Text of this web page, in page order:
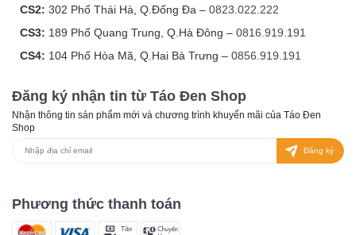
CS2: 302 Phố Thái Hà, Q.Đống Đa – 0823.022.222
CS3: 189 Phố Quang Trung, Q.Hà Đông – 0816.919.191
CS4: 104 Phố Hòa Mã, Q.Hai Bà Trưng – 0856.919.191
Đăng ký nhận tin từ Táo Đen Shop
Nhận thông tin sản phẩm mới và chương trình khuyến mãi của Táo Đen
Shop
Đăng ký
Phương thức thanh toán